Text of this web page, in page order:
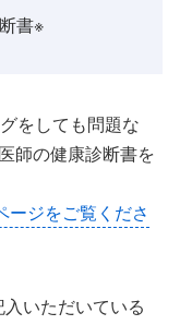
書※
をしても問題な
師の健康診断書を
ージをご覧くださ
いただいている